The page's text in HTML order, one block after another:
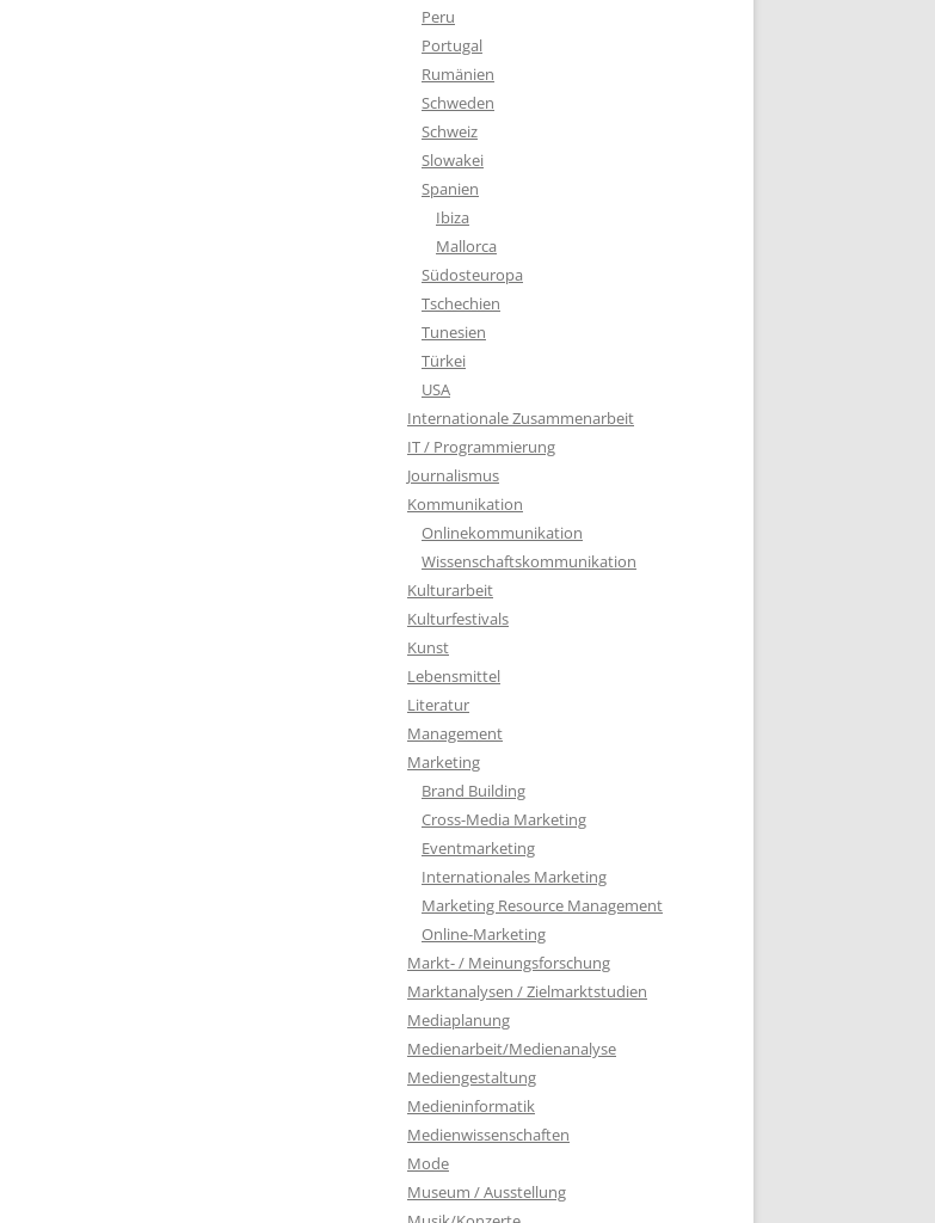
Peru
Portugal
Rumänien
Schweden
Schweiz
Slowakei
Spanien
Ibiza
Mallorca
Südosteuropa
Tschechien
Tunesien
Türkei
USA
Internationale Zusammenarbeit
IT / Programmierung
Journalismus
Kommunikation
Onlinekommunikation
Wissenschaftskommunikation
Kulturarbeit
Kulturfestivals
Kunst
Lebensmittel
Literatur
Management
Marketing
Brand Building
Cross-Media Marketing
Eventmarketing
Internationales Marketing
Marketing Resource Management
Online-Marketing
Markt- / Meinungsforschung
Marktanalysen / Zielmarktstudien
Mediaplanung
Medienarbeit/Medienanalyse
Mediengestaltung
Medieninformatik
Medienwissenschaften
Mode
Museum / Ausstellung